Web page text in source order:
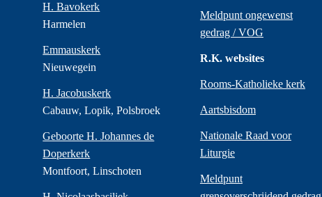
H. Bavokerk
Harmelen
Emmauskerk
Nieuwegein
H. Jacobuskerk
Cabauw, Lopik, Polsbroek
Geboorte H. Johannes de
Doperkerk
Montfoort, Linschoten
Meldpunt ongewenst
gedrag / VOG
R.K. websites
Rooms-Katholieke kerk
Aartsbisdom
Nationale Raad voor
Liturgie
Meldpunt